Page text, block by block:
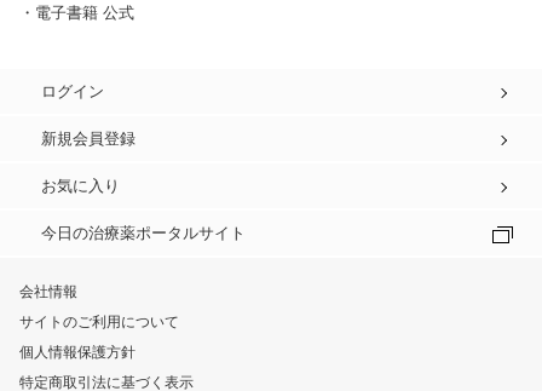
・電子書籍 公式
ログイン
新規会員登録
お気に入り
今日の治療薬ポータルサイト
会社情報
サイトのご利用について
個人情報保護方針
特定商取引法に基づく表示